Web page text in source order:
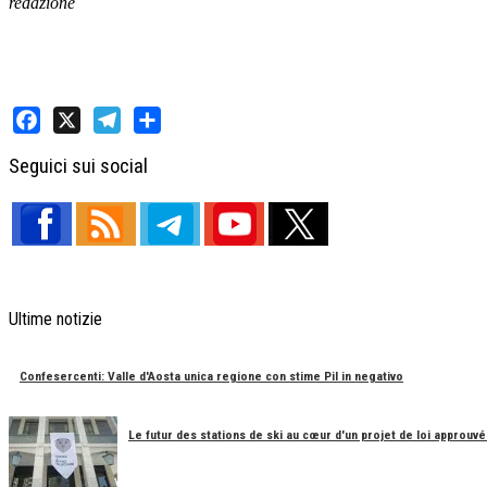
Seguici sui social
Ultime notizie
Confesercenti: Valle d'Aosta unica regione con stime Pil in negativo
Le futur des stations de ski au cœur d'un projet de loi approuvé